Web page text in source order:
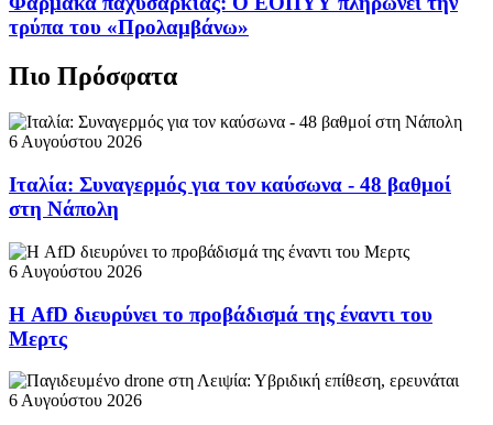
τρύπα του «Προλαμβάνω»
Πιο Πρόσφατα
6 Αυγούστου 2026
Ιταλία: Συναγερμός για τον καύσωνα - 48 βαθμοί
στη Νάπολη
6 Αυγούστου 2026
Η AfD διευρύνει το προβάδισμά της έναντι του
Μερτς
6 Αυγούστου 2026